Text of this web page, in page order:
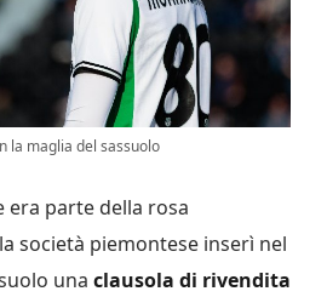
la maglia del sassuolo
era parte della rosa
società piemontese inserì nel
una clausola di rivendita